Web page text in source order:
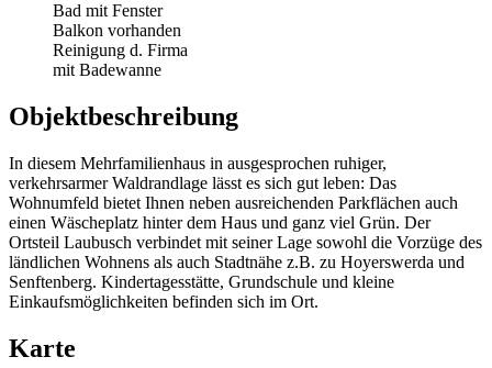
Bad mit Fenster
Balkon vorhanden
Reinigung d. Firma
mit Badewanne
Objektbeschreibung
In diesem Mehrfamilienhaus in ausgesprochen ruhiger,
verkehrsarmer Waldrandlage lässt es sich gut leben: Das
Wohnumfeld bietet Ihnen neben ausreichenden Parkflächen auch
einen Wäscheplatz hinter dem Haus und ganz viel Grün. Der
Ortsteil Laubusch verbindet mit seiner Lage sowohl die Vorzüge des
ländlichen Wohnens als auch Stadtnähe z.B. zu Hoyerswerda und
Senftenberg. Kindertagesstätte, Grundschule und kleine
Einkaufsmöglichkeiten befinden sich im Ort.
Karte